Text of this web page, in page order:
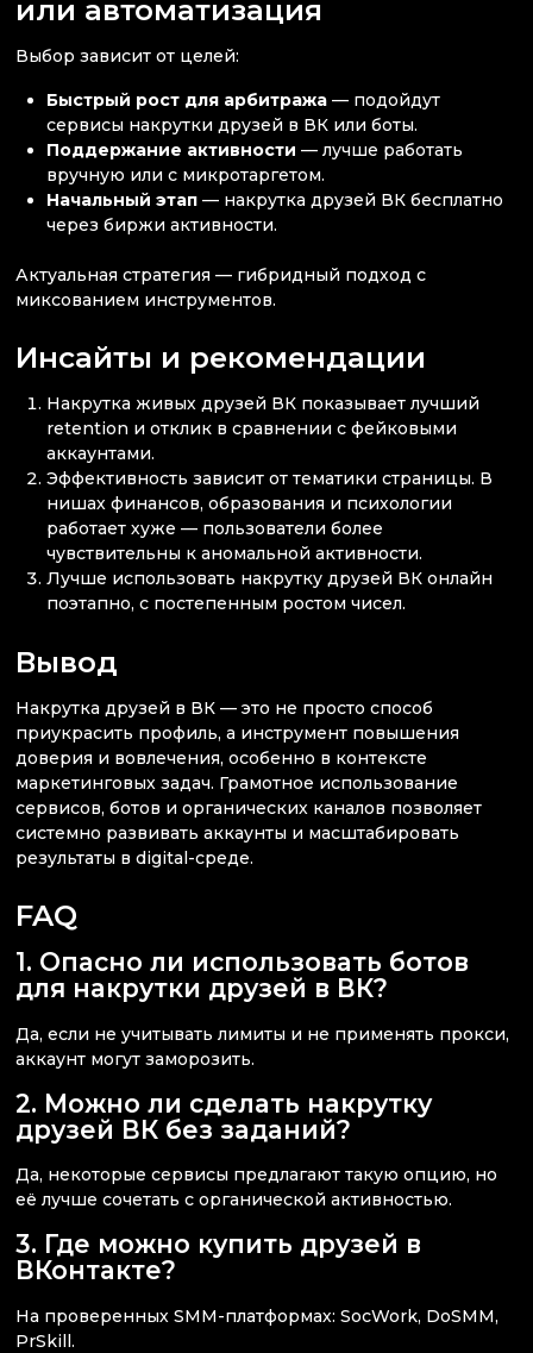
или автоматизация
Выбор зависит от целей:
Быстрый рост для арбитража — подойдут
сервисы накрутки друзей в ВК или боты.
Поддержание активности — лучше работать
вручную или с микротаргетом.
Начальный этап — накрутка друзей ВК бесплатно
через биржи активности.
Актуальная стратегия — гибридный подход с
миксованием инструментов.
Инсайты и рекомендации
Накрутка живых друзей ВК показывает лучший
retention и отклик в сравнении с фейковыми
аккаунтами.
Эффективность зависит от тематики страницы. В
нишах финансов, образования и психологии
работает хуже — пользователи более
чувствительны к аномальной активности.
Лучше использовать накрутку друзей ВК онлайн
поэтапно, с постепенным ростом чисел.
Вывод
Накрутка друзей в ВК — это не просто способ
приукрасить профиль, а инструмент повышения
доверия и вовлечения, особенно в контексте
маркетинговых задач. Грамотное использование
сервисов, ботов и органических каналов позволяет
системно развивать аккаунты и масштабировать
результаты в digital-среде.
FAQ
1. Опасно ли использовать ботов
для накрутки друзей в ВК?
Да, если не учитывать лимиты и не применять прокси,
аккаунт могут заморозить.
2. Можно ли сделать накрутку
друзей ВК без заданий?
Да, некоторые сервисы предлагают такую опцию, но
её лучше сочетать с органической активностью.
3. Где можно купить друзей в
ВКонтакте?
На проверенных SMM-платформах: SocWork, DoSMM,
PrSkill.